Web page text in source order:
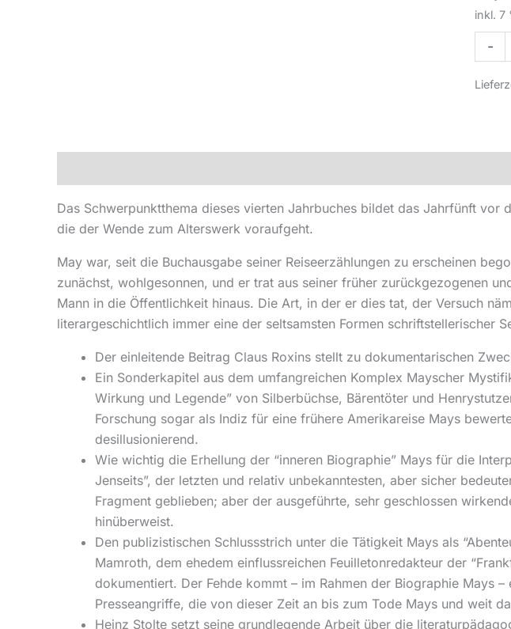
inkl. 7
-
Das Schwerpunktthema dieses vierten Jahrbuches bildet das Jahrfünft vor
die der Wende zum Alterswerk voraufgeht.
May war, seit die Buchausgabe seiner Reiseerzählungen zu erscheinen
zunächst, wohlgesonnen, und er trat aus seiner früher zurückgezogenen
Mann in die Öffentlichkeit hinaus. Die Art, in der er dies tat, der Versuch
literargeschichtlich immer eine der seltsamsten Formen schriftstellerischer
Der einleitende Beitrag Claus Roxins stellt zu dokumentarischen
Ein Sonderkapitel aus dem umfangreichen Komplex Mayscher
Wirkung und Legende” von Silberbüchse, Bärentöter und
Forschung sogar als Indiz für eine frühere Amerikareise Mays
desillusionierend.
Wie wichtig die Erhellung der “inneren Biographie” Mays für die
Jenseits”, der letzten und relativ unbekanntesten, aber sicher
Fragment geblieben; aber der ausgeführte, sehr geschlossen
hinüberweist.
Den publizistischen Schlussstrich unter die Tätigkeit Mays als
Mamroth, dem ehedem einflussreichen Feuilletonredakteur der
dokumentiert. Der Fehde kommt – im Rahmen der Biographie Mays
Presseangriffe, die von dieser Zeit an bis zum Tode Mays und weit
Heinz Stolte setzt seine grundlegende Arbeit über die